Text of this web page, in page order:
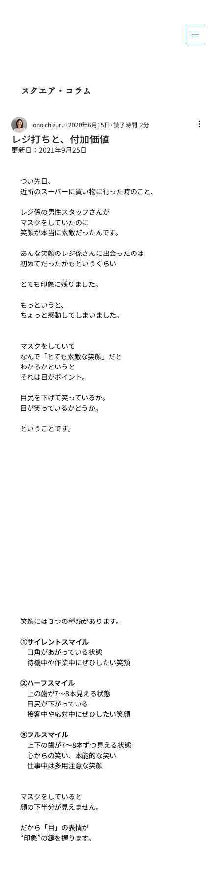
Square's Column
スクエア・コラム
レジ打ちと、付加価値
ono chizuru 2020年6月15日 読了時間: 2分
更新日： 2021年9月25日
つい先日、
近所のスーパーに買い物に行った時のこと、
レジ係の男性スタッフさんが
マスクをしていたのに
笑顔が本当に素敵だったんです。
あんな笑顔のレジ係さんに出会ったのは
初めてだったかもというくらい
とても印象に残りました。
もっというと、
ちょっと感動してしまいました。
マスクをしていて
なんで「とても素敵な笑顔」だと
わかるかというと
それは目がポイント。
目尻を下げて笑っているか。
目が笑っているかどうか。
ということです。
笑顔には３つの種類があります。
①サイレントスマイル
口角があがっている状態
待機中や作業中にぜひしたい笑顔
②ハーフスマイル
上の歯が7〜8本見える状態
目尻が下がっている
接客中や応対中にぜひしたい笑顔
③フルスマイル
上下の歯が7〜8本ずつ見える状態
心からの笑い、本能的な笑い
仕事中は多用注意な笑顔
マスクをしていると
顔の下半分が見えません。
だから「目」の表情が
“印象”の鍵を握ります。